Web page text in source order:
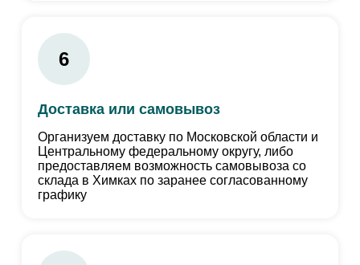
6
Доставка или самовывоз
Организуем доставку по Московской области и
Центральному федеральному округу, либо
предоставляем возможность самовывоза со
склада в Химках по заранее согласованному
графику